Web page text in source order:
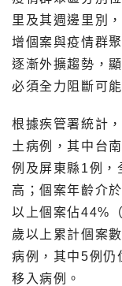
里及其週邊里別
增個案與疫情群
逐漸外擴趨勢，
必須全力阻斷可
根據疾管署統計
土病例，其中台
例及屏東縣1例，
高；個案年齡介
以上個案佔44%
歲以上累計個案
病例，其中5例仍
移入病例。